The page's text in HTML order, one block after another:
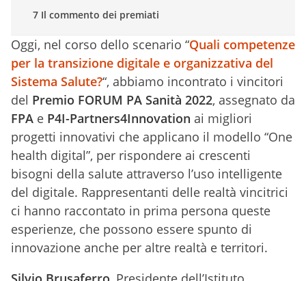
7 Il commento dei premiati
Oggi, nel corso dello scenario “Quali competenze
per la transizione digitale e organizzativa del
Sistema Salute?“, abbiamo incontrato i vincitori
del Premio FORUM PA Sanità 2022, assegnato da
FPA e P4I-Partners4Innovation ai migliori
progetti innovativi che applicano il modello “One
health digital”, per rispondere ai crescenti
bisogni della salute attraverso l’uso intelligente
del digitale. Rappresentanti delle realtà vincitrici
ci hanno raccontato in prima persona queste
esperienze, che possono essere spunto di
innovazione anche per altre realtà e territori.